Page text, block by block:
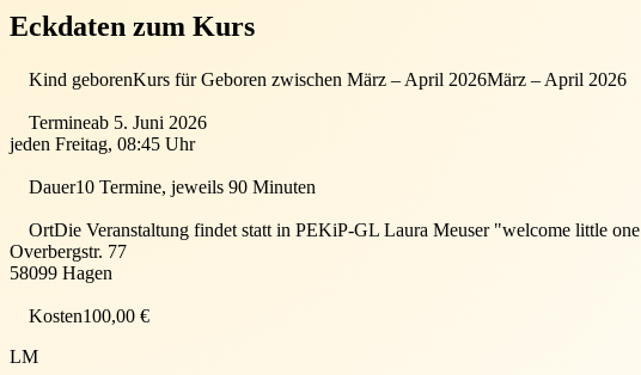
Eckdaten zum Kurs
Kind geborenKurs für Geboren zwischen März – April 2026März – April 2026
Termineab 5. Juni 2026
jeden Freitag, 08:45 Uhr
Dauer10 Termine, jeweils 90 Minuten
OrtDie Veranstaltung findet statt in PEKiP-GL Laura Meuser "welcome little
Overbergstr. 77
58099 Hagen
Kosten100,00 €
LM